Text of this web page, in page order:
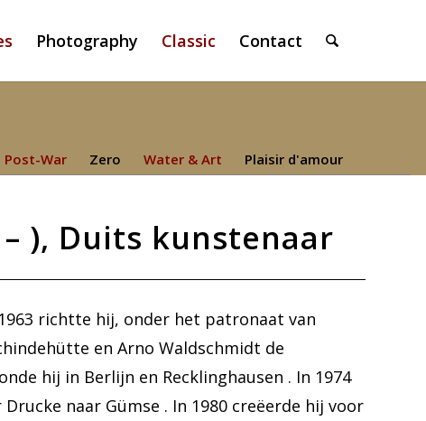
Photography Classic Contact
Post-War Zero Water & Art
Plaisir d'amour
), Duits kunstenaar
richtte hij, onder het patronaat van
en Arno Waldschmidt de
hij in Berlijn en Recklinghausen . In 1974
naar Gümse . In 1980 creëerde hij voor